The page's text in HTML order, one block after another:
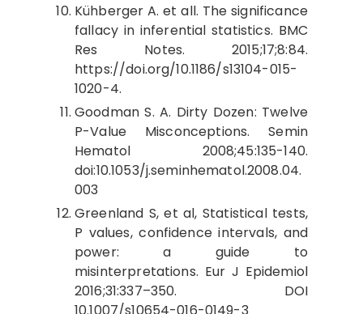
Kühberger A. et all. The significance
fallacy in inferential statistics. BMC
Res Notes. 2015;17;8:84.
https://doi.org/10.1186/s13104-015-
1020-4.
Goodman S. A. Dirty Dozen: Twelve
P-Value Misconceptions. Semin
Hematol 2008;45:135-140.
doi:10.1053/j.seminhematol.2008.04.
003
Greenland S, et al, Statistical tests,
P values, confidence intervals, and
power: a guide to
misinterpretations. Eur J Epidemiol
2016;31:337–350. DOI
10.1007/s10654-016-0149-3